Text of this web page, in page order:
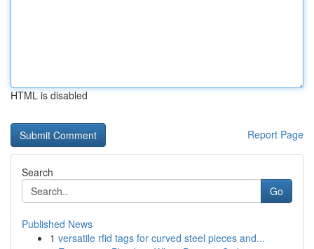
HTML is disabled
Report Page
Search
Go
Published News
1 versatile rfid tags for curved steel pieces and...